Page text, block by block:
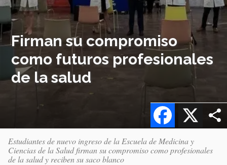
Firman su compromiso
como futuros profesionales
de la salud
X
Facebook
Estudiantes de nuevo ingreso de la Escuela de Medicina y
Ciencias de la Salud firman su compromiso como profesionales
de la salud y reciben su saco blanco